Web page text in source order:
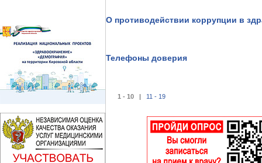
О противодействии коррупции в
Телефоны доверия
1 - 10 | 11 - 19